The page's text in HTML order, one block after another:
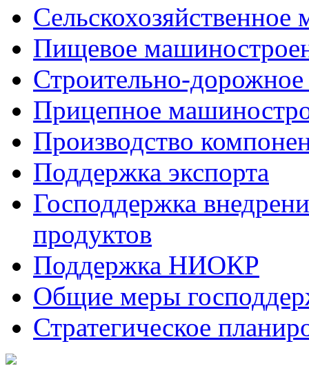
Пищевое
Строительно-
Прицепное
Производство
Поддержка экспорта
Господдержка
продуктов
Поддержка НИОКР
Общие меры
Стратегическое